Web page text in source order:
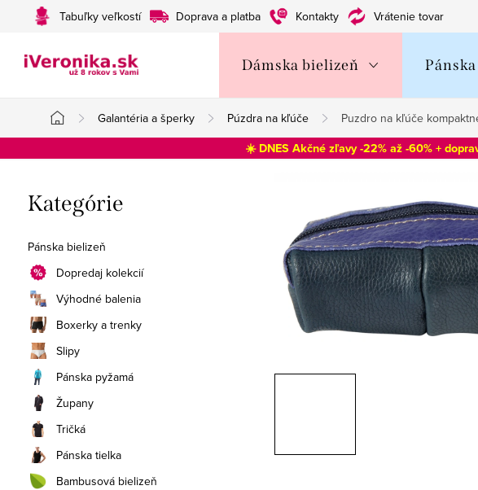
Tabuľky veľkostí Doprava a platba Kontakty Vrátenie tovaru
Dámska bielizeň
Domov
Galantéria a šperky Púzdra na kľúče Puzdro na kľúče
☀️ DNES Akčné zľavy -22% až -60% +
o
č
n
ý
p
a
n
e
l
Preskočiť
kategórie
Kategórie
Pánska bielizeň
Dopredaj kolekcií
Výhodné balenia
Boxerky a trenky
Slipy
Pánska pyžamá
Župany
Tričká
Pánska tielka
Bambusová bielizeň